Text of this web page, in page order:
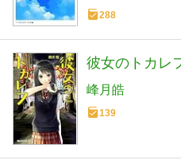
288
彼女のトカレ
峰月皓
139